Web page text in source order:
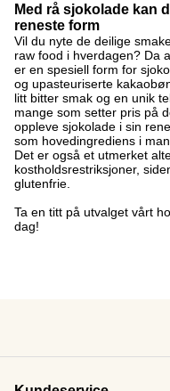
Med rå sjokolade kan
reneste form
Vil du nyte de deilige
raw food i hverdagen? Da
er en spesiell form for
og upasteuriserte
litt bitter smak og en unik
mange som setter pris på
oppleve sjokolade i sin
som hovedingrediens i
Det er også et utmerket
kostholdsrestriksjoner,
glutenfrie.
Ta en titt på utvalget vårt
dag!